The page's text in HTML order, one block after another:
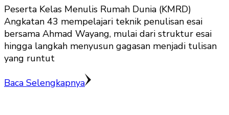
Peserta Kelas Menulis Rumah Dunia (KMRD)
Angkatan 43 mempelajari teknik penulisan esai
bersama Ahmad Wayang, mulai dari struktur esai
hingga langkah menyusun gagasan menjadi tulisan
yang runtut
Baca Selengkapnya